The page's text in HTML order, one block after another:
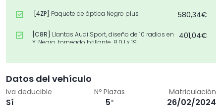
[4ZP] Paquete de óptica Negro plus 580,34€
[C8R]
Llantas Audi Sport, diseño de 10 radios en
Y, Negro, torneado brillante, 8,0J x 19,
401,04€
potencia
[7TM]Inserciones formato gráfico lumínico 0,00€
Datos del vehículo
Iva deducible
Sí
Nº Plazas
5*
Matriculación
26/02/2024